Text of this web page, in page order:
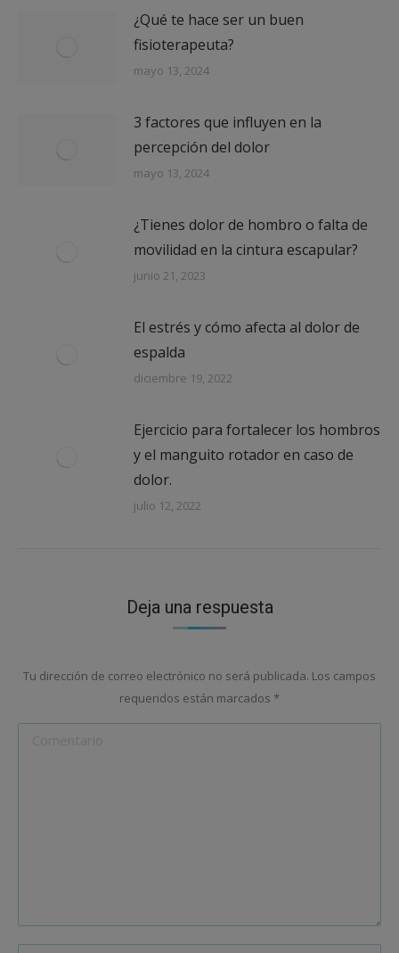
¿Qué te hace ser un buen
fisioterapeuta?
mayo 13, 2024
3 factores que influyen en la
percepción del dolor
mayo 13, 2024
¿Tienes dolor de hombro o falta de
movilidad en la cintura escapular?
junio 21, 2023
El estrés y cómo afecta al dolor de
espalda
diciembre 19, 2022
Ejercicio para fortalecer los hombros
y el manguito rotador en caso de
dolor.
julio 12, 2022
Deja una respuesta
Tu dirección de correo electrónico no será publicada. Los campos
requeridos están marcados *